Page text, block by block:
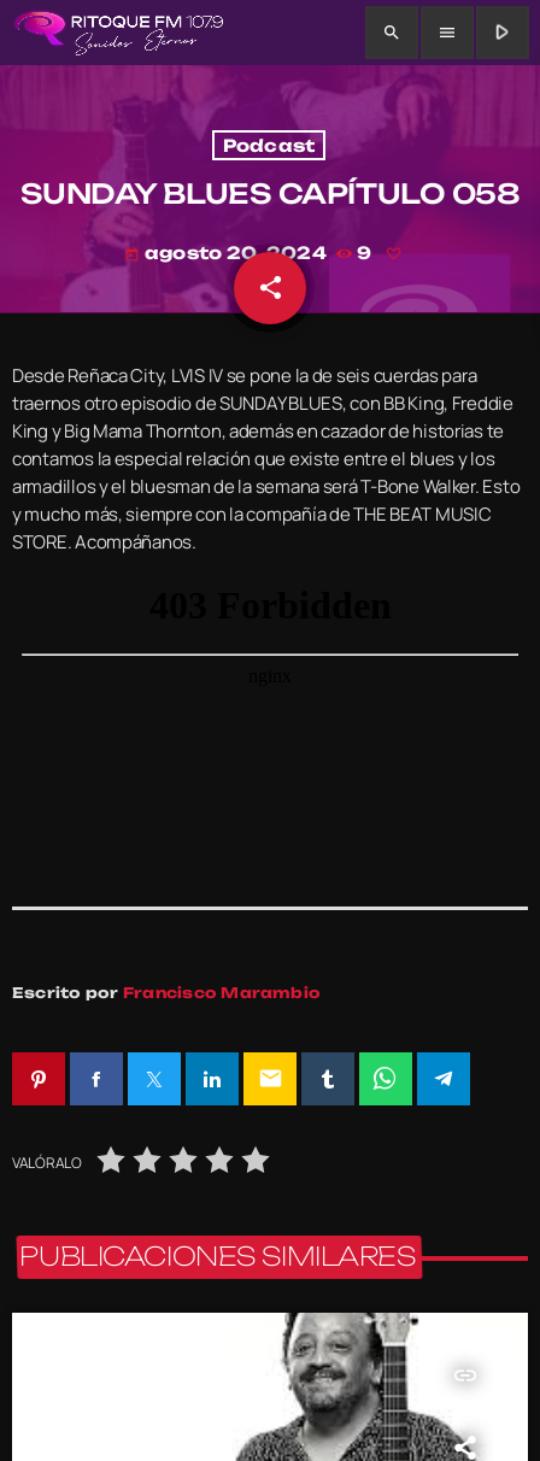
search menu play_arrow
Podcast
SUNDAY BLUES CAPÍTULO 058
today agosto 20, 2024 9
share
email
Desde Reñaca City, LVIS IV se pone la de seis cuerdas para
traernos otro episodio de SUNDAY BLUES, con BB King, Freddie
King y Big Mama Thornton, además en cazador de historias te
contamos la especial relación que existe entre el blues y los
armadillos y el bluesman de la semana será T-Bone Walker. Esto
y mucho más, siempre con la compañía de THE BEAT MUSIC
STORE. Acompáñanos.
Escrito por Francisco Marambio
email
VALÓRALO
PUBLICACIONES SIMILARES
insert_link